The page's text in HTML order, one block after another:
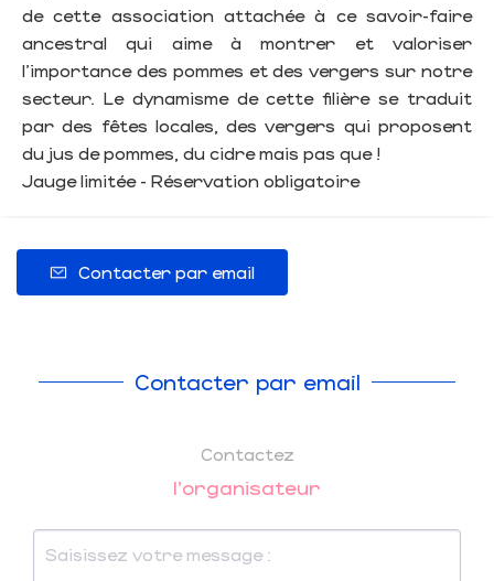
de cette association attachée à ce savoir-faire
ancestral qui aime à montrer et valoriser
l’importance des pommes et des vergers sur notre
secteur. Le dynamisme de cette filière se traduit
par des fêtes locales, des vergers qui proposent
du jus de pommes, du cidre mais pas que !
Jauge limitée - Réservation obligatoire
Contacter par email
Contacter par email
Contactez
l'organisateur